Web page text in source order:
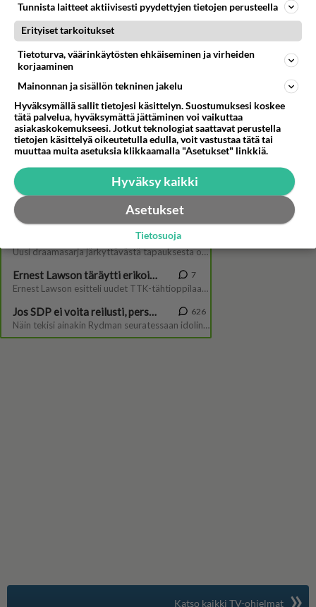
Tänään tv:stä yksi kokki
Linnea Vihosen lempileffoista:
"On ollut jostain syystä kova
intohimo..."
Katso kaikki TV-ohjelmat »
Tunnista laitteet aktiivisesti pyydettyjen tietojen perusteella
Erityiset tarkoitukset
Tietoturva, väärinkäytösten ehkäiseminen ja virheiden
korjaaminen
Mainonnan ja sisällön tekninen jakelu
Hyväksymällä sallit tietojesi käsittelyn. Suostumuksesi koskee
tätä palvelua, hyväksymättä jättäminen voi vaikuttaa
asiakaskokemukseesi. Jotkut teknologiat saattavat perustella
tietojen käsittelyä oikeutetulla edulla, voit vastustaa tätä tai
muuttaa muita asetuksia klikkaamalla "Asetukset" linkkiä.
Hyväksy kaikki
Asetukset
Tietosuoja